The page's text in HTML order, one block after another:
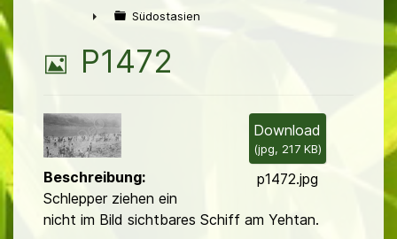
► Südostasien
B
l
d
P1472
Download
(jpg, 217 KB)
p1472.jpg
Beschreibung:
Schlepper ziehen ein
nicht im Bild sichtbares Schiff am Yehtan.